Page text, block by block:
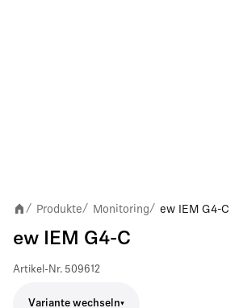
/ Produkte/ Monitoring/ ew IEM G4-C
ew IEM G4-C
Artikel-Nr. 509612
Variante wechseln